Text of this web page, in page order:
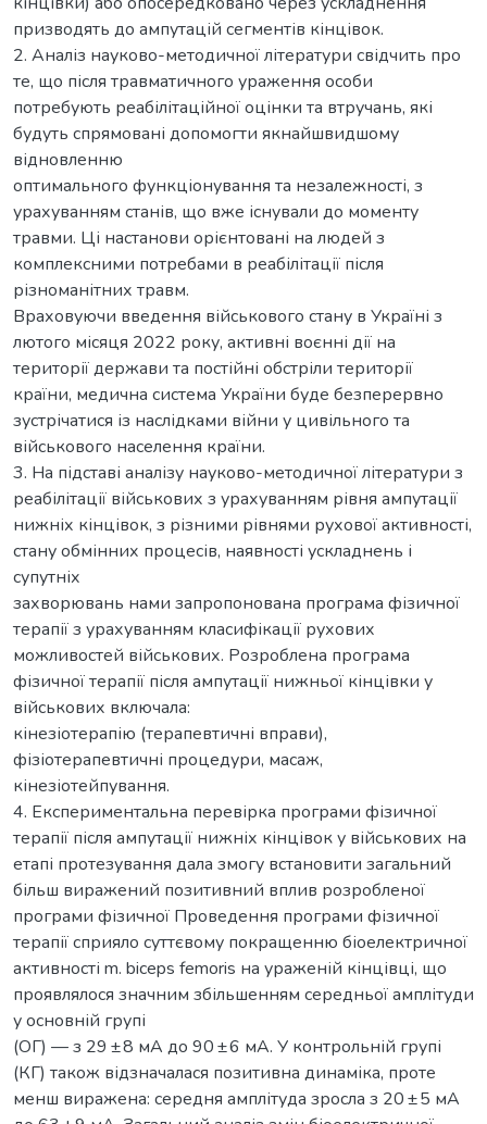
призводять до ампутацій сегментів кінцівок.
2. Аналіз науково-методичної літератури свідчить про
те, що після травматичного ураження особи
потребують реабілітаційної оцінки та втручань, які
будуть спрямовані допомогти якнайшвидшому
відновленню
оптимального функціонування та незалежності, з
урахуванням станів, що вже існували до моменту
травми. Ці настанови орієнтовані на людей з
комплексними потребами в реабілітації після
різноманітних травм.
Враховуючи введення військового стану в Україні з
лютого місяця 2022 року, активні воєнні дії на
території держави та постійні обстріли території
країни, медична система України буде безперервно
зустрічатися із наслідками війни у цивільного та
військового населення країни.
3. На підставі аналізу науково-методичної літератури з
реабілітації військових з урахуванням рівня ампутації
нижніх кінцівок, з різними рівнями рухової активності,
стану обмінних процесів, наявності ускладнень і
супутніх
захворювань нами запропонована програма фізичної
терапії з урахуванням класифікації рухових
можливостей військових. Розроблена програма
фізичної терапії після ампутації нижньої кінцівки у
військових включала:
кінезіотерапію (терапевтичні вправи),
фізіотерапевтичні процедури, масаж,
кінезіотейпування.
4. Експериментальна перевірка програми фізичної
терапії після ампутації нижніх кінцівок у військових на
етапі протезування дала змогу встановити загальний
більш виражений позитивний вплив розробленої
програми фізичної Проведення програми фізичної
терапії сприяло суттєвому покращенню біоелектричної
активності m. biceps femoris на ураженій кінцівці, що
проявлялося значним збільшенням середньої амплітуди
у основній групі
(ОГ) — з 29 ± 8 мА до 90 ± 6 мА. У контрольній групі
(КГ) також відзначалася позитивна динаміка, проте
менш виражена: середня амплітуда зросла з 20 ± 5 мА